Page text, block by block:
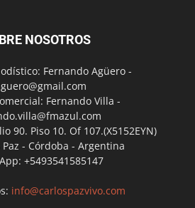
NOSOTROS
Fernando Agüero -
Fernando Villa -
90. Piso 10. Of 107.(X5152EYN)
- Córdoba - Argentina
+5493541585147
info@carlospazvivo.com